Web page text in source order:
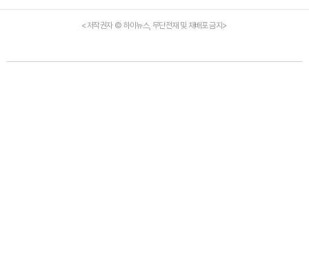
<저작권자 © 하이뉴스, 무단전재 및 재배포 금지>